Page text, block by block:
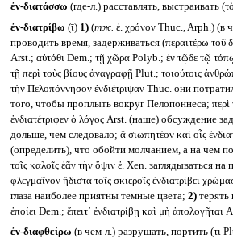
ἐν-διατάσσω (где-л.) расставлять, выстраивать
ἐν-διατρίβω (ῑ) 1)(тж. ἐ. χρόνον Thuc., Arph.) (в
проводить время, задерживаться (περαιτέρω τοῦ
Arst.; αὐτόθι Dem.; τῇ χῶρα Polyb.; ἐν τῷδε τῷ
τῇ περὶ τοὺς βίους ἀναγραφῇ Plut.; τοιούτοις
τὴν Πελοπόννησον ἐνδιέτριψαν Thuc. они
того, чтобы проплыть вокруг Пелопоннеса; περὶ
ἐνδιατέτριφεν ὁ λόγος Arst. (наше) обсуждение
дольше, чем следовало; ἃ σιωπητέον καὶ οἷς
(определить), что обойти молчанием, а на чем
τοῖς καλοῖς ἐᾶν τὴν ὄψιν ἐ. Xen. заглядываться
φλεγμαῖνον ἥδιστα τοῖς σκιεροῖς ἐνδιατρίβει
глаза наиболее приятны темные цвета; 2)терять
ἐποίει Dem.; ἔπειτ᾽ ἐνδιατρίβῃ καὶ μὴ ἀπολογῆται
ἐν-διαφθείρω (в чем-л.) разрушать, портить (τι